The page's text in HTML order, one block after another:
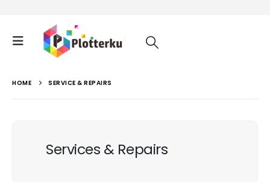
HOME SERVICE & REPAIRS
Services & Repairs